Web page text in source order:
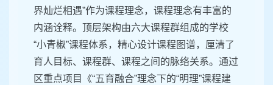
界灿烂相遇”作为课程理念，课程理念有丰富的
内涵诠释。顶层架构由六大课程群组成的学校
“小青椒”课程体系，精心设计课程图谱，厘清了
育人目标、课程群、课程之间的脉络关系。通过
区重点项目《“五育融合”理念下的“明理”课程建